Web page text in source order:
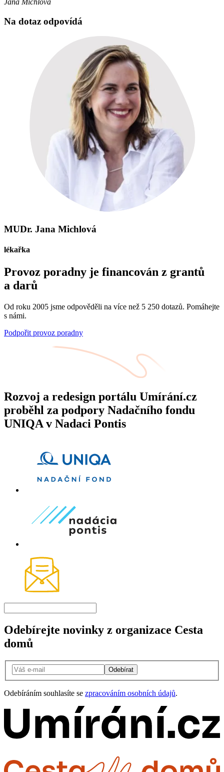
Jana Michlová
Na dotaz odpovídá
MUDr. Jana Michlová
lékařka
Provoz poradny je financován z grantů
a darů
Od roku 2005 jsme odpověděli na více než 5 250 dotazů. Pomáhejte
s námi.
Podpořit provoz poradny
Rozvoj a redesign portálu Umírání.cz
proběhl za podpory Nadačního fondu
UNIQA v Nadaci Pontis
Odebírejte novinky z organizace Cesta
domů
Odebírat
Odebíráním souhlasíte se zpracováním osobních údajů.